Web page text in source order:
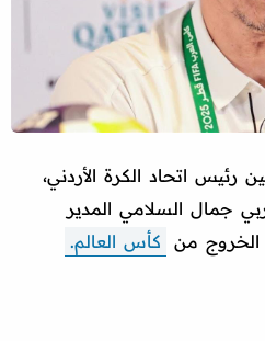
اتحاد الكرة الأردني،
جمال السلامي المدير
الخروج من
كأس العالم.